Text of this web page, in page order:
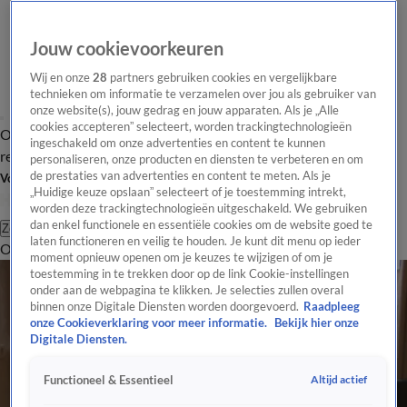
Overzicht Laatste nieuws Regionieuws Het beste van Hart
Tip de
redactie
Volg Hart van Nederland
Zoeken
OverzichtRegioUitzendingenWeerTip de redactiePanelVideo's
Jouw cookievoorkeuren
Wij en onze28 partners gebruiken cookies en vergelijkbare
technieken om informatie te verzamelen over jou als gebruiker van
onze website(s), jouw gedrag en jouw apparaten. Als je „Alle
cookies accepteren” selecteert, worden trackingtechnologieën
ingeschakeld om onze advertenties en content te kunnen
personaliseren, onze producten en diensten te verbeteren en om
de prestaties van advertenties en content te meten. Als je
„Huidige keuze opslaan” selecteert of je toestemming intrekt,
worden deze trackingtechnologieën uitgeschakeld. We gebruiken
dan enkel functionele en essentiële cookies om de website goed te
laten functioneren en veilig te houden. Je kunt dit menu op ieder
moment opnieuw openen om je keuzes te wijzigen of om je
toestemming in te trekken door op de link Cookie-instellingen
onder aan de webpagina te klikken. Je selecties zullen overal
binnen onze Digitale Diensten worden doorgevoerd. Raadpleeg
onze Cookieverklaring voor meer informatie.
Bekijk hier onze
Digitale Diensten.
Functioneel & Essentieel Altijd actief